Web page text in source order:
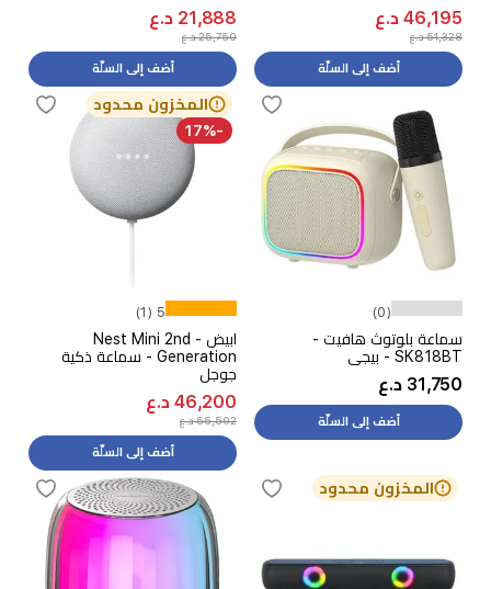
46,195 د.ع
51,328 د.ع
أضف إلى السلّة
21,888 د.ع
25,750 د.ع
أضف إلى السلّة
(0)
سماعة بلوتوث هافيت -
SK818BT - بيجي
31,750 د.ع
أضف إلى السلّة
المخزون محدود
-17%
5 (1)
ابيض - Nest Mini 2nd
Generation - سماعة ذكية
جوجل
46,200 د.ع
55,502 د.ع
أضف إلى السلّة
المخزون محدود